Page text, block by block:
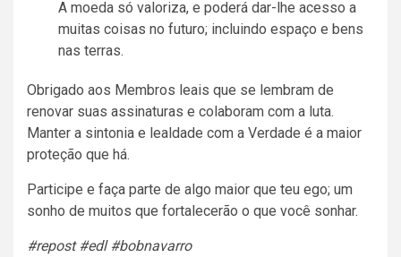
A moeda só valoriza, e poderá dar-lhe acesso a
muitas coisas no futuro; incluindo espaço e bens
nas terras.
Obrigado aos Membros leais que se lembram de
renovar suas assinaturas e colaboram com a luta.
Manter a sintonia e lealdade com a Verdade é a maior
proteção que há.
Participe e faça parte de algo maior que teu ego; um
sonho de muitos que fortalecerão o que você sonhar.
#repost #edl #bobnavarro